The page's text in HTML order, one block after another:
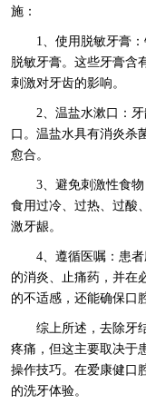
施：
1、使用脱敏牙膏
脱敏牙膏。这些牙膏含
刺激对牙齿的影响。
2、温盐水漱口：
口。温盐水具有消炎杀
愈合。
3、避免刺激性食
食用过冷、过热、过酸
激牙龈。
4、遵循医嘱：患
的消炎、止痛药，并在
的不适感，还能确保口
综上所述，去除牙
疼痛，但这主要取决于
操作技巧。在爱康健口
的洗牙体验。